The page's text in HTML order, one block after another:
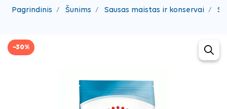
Pagrindinis Šunims Sausas maistas ir konservai
−30%